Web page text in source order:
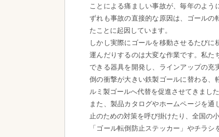
ことによる痛ましい事故が、毎年のよう
ずれも事故の直接的な原因は、ゴールの
たことに起因しています。
しかし実際にゴールを移動させるたびに
運んだりするのは大変な作業です。私た
できる器具を開発し、ラインアップの充
倒の衝撃が大きい鉄製ゴールに替わる、
ルミ製ゴールへ代替を促進させてきました
また、製品カタログやホームページを通
止のための対策を呼び掛けたり、全国の
「ゴール転倒防止ステッカー」やチラ